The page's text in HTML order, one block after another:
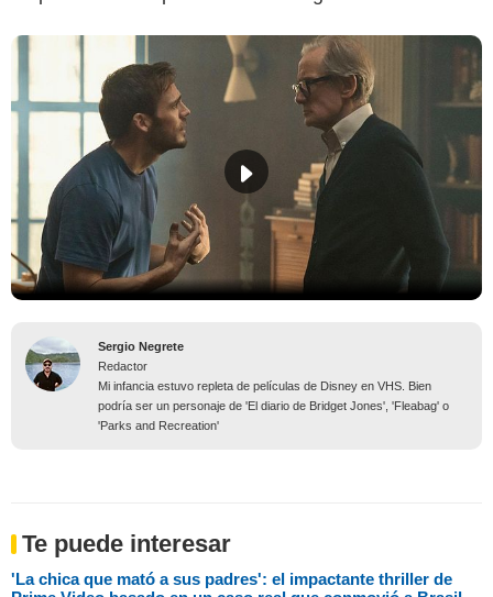
Sergio Negrete
Redactor
Mi infancia estuvo repleta de películas de Disney en VHS. Bien
podría ser un personaje de 'El diario de Bridget Jones', 'Fleabag' o
'Parks and Recreation'
Te puede interesar
'La chica que mató a sus padres': el impactante thriller de